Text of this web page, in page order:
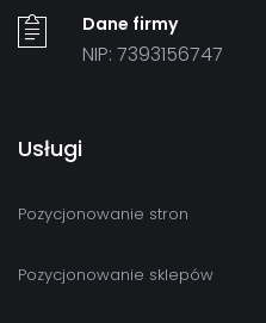
Dane firmy
NIP: 7393156747
Usługi
Pozycjonowanie stron
Pozycjonowanie sklepów